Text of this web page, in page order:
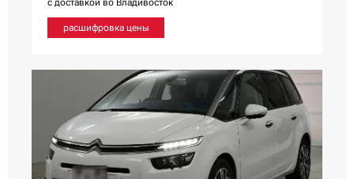
с доставкой во Владивосток
расшифровка цены